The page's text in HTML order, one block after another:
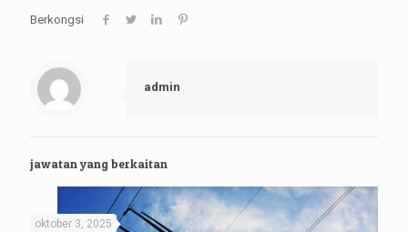
Berkongsi
admin
jawatan yang berkaitan
oktober 3, 2025